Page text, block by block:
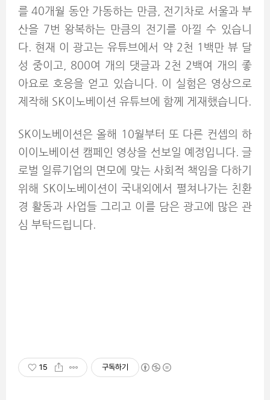
를 40개월 동안 가동하는 만큼, 전기차로 서울과 부
산을 7번 왕복하는 만큼의 전기를 아낄 수 있습니
다. 현재 이 광고는 유튜브에서 약 2천 1백만 뷰 달
성 중이고, 800여 개의 댓글과 2천 2백여 개의 좋
아요로 호응을 얻고 있습니다. 이 실험은 영상으로
제작해 SK이노베이션 유튜브에 함께 게재했습니다.
SK이노베이션은 올해 10월부터 또 다른 컨셉의 하
이이노베이션 캠페인 영상을 선보일 예정입니다. 글
로벌 일류기업의 면모에 맞는 사회적 책임을 다하기
위해 SK이노베이션이 국내외에서 펼쳐나가는 친환
경 활동과 사업들 그리고 이를 담은 광고에 많은 관
심 부탁드립니다.
15 구독하기